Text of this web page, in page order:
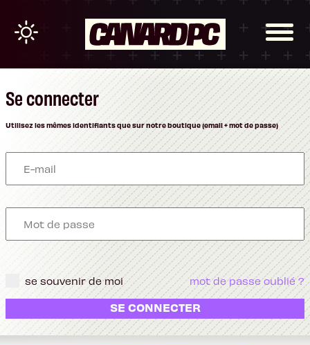
Se connecter
Utilisez les mêmes identifiants que sur notre boutique (email + mot de passe)
se souvenir de moi mot de passe oublié ?
SE CONNECTER